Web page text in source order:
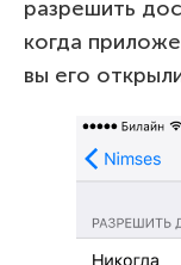
разрешить
когда
вы его